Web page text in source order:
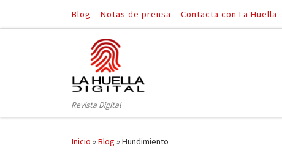
Saltar al contenido
Blog Notas de prensa Contacta con La Huella
Revista Digital
Inicio »Blog »Hundimiento